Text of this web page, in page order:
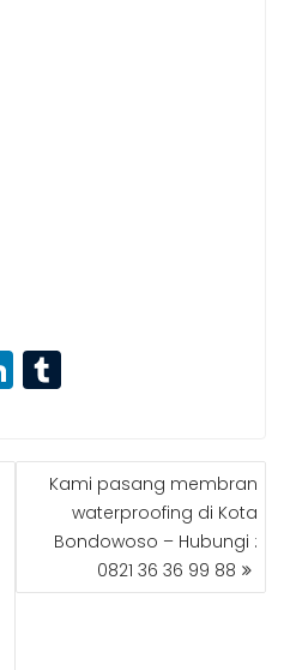
Li
n
bl
r
Kami pasang membran
waterproofing di Kota
Bondowoso – Hubungi :
0821 36 36 99 88